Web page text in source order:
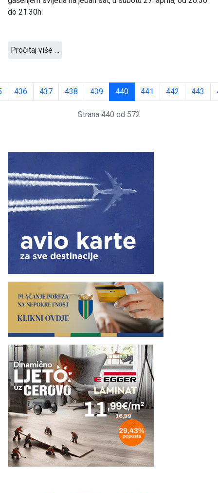
do 21:30h.
Pročitaj više …
436 437 438 439 440 441 442 443
Strana 440 od 572